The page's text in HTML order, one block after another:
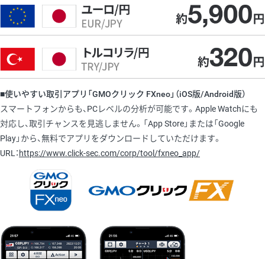
■使いやすい取引アプリ「GMOクリック FXneo」（iOS版/Android版）
スマートフォンからも、PCレベルの分析が可能です。Apple Watchにも
対応し、取引チャンスを見逃しません。「App Store」または「Google
Play」から、無料でアプリをダウンロードしていただけます。
URL： https://www.click-sec.com/corp/tool/fxneo_app/